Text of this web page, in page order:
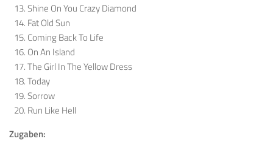
Shine On You Crazy Diamond
Fat Old Sun
Coming Back To Life
On An Island
The Girl In The Yellow Dress
Today
Sorrow
Run Like Hell
Zugaben: